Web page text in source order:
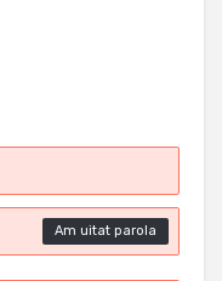
Am uitat parola